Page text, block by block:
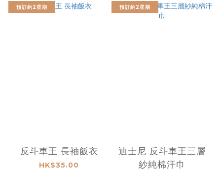
預訂約2星期
反斗車王 長袖飯衣
HK$35.00
預訂約2星期
迪士尼 反斗車王三層
紗純棉汗巾